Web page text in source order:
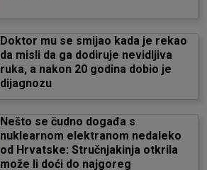
Doktor mu se smijao kada je rekao
da misli da ga dodiruje nevidljiva
ruka, a nakon 20 godina dobio je
dijagnozu
Nešto se čudno događa s
nuklearnom elektranom nedaleko
od Hrvatske: Stručnjakinja otkrila
može li doći do najgoreg